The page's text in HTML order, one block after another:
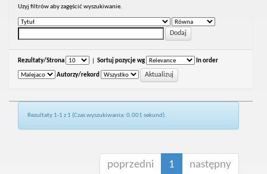
Uzyj filtrów aby zagęścić wyszukiwanie.
Rezultaty/Strona Sortuj pozycje wg In order
Autorzy/rekord
Rezultaty 1-1 z 1 (Czas wyszukiwania: 0.001 sekund).
poprzedni 1 następny